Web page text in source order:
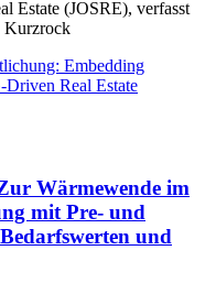
Estate (JOSRE), verfasst
Kurzrock
Embedding
Real Estate
Wärmewende im
mit Pre- und
und